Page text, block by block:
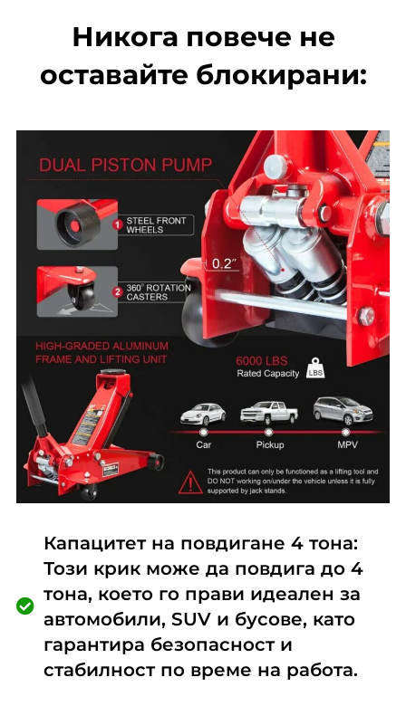
Никога повече не
оставайте блокирани:
Капацитет на повдигане 4 тона:
Този крик може да повдига до 4
тона, което го прави идеален за
автомобили, SUV и бусове, като
гарантира безопасност и
стабилност по време на работа.